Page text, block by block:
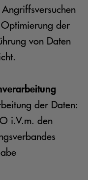
der
von Daten
der Daten:
i.V.m. den